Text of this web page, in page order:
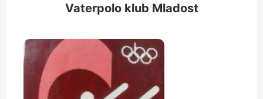
Vaterpolo klub Mladost